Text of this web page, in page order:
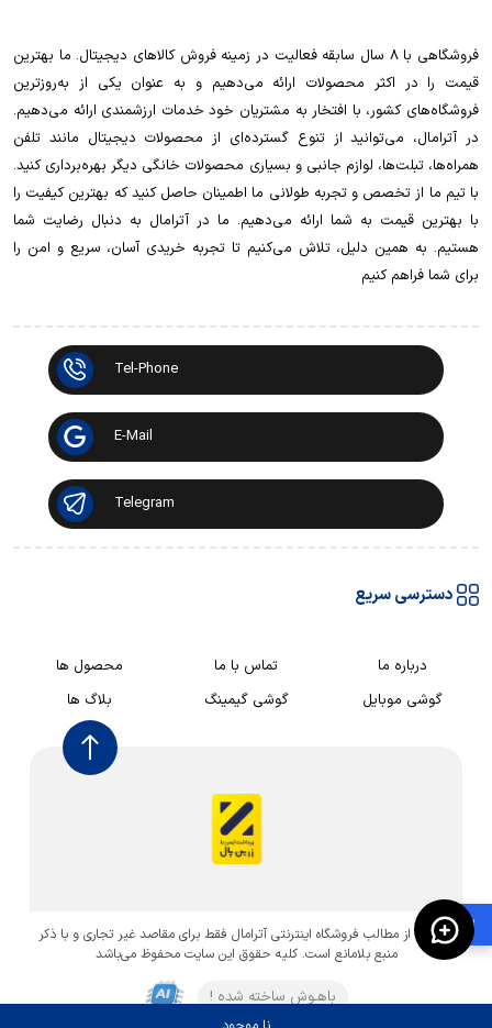
🛍️
فروشگاهی با 8 سال سابقه فعالیت در زمینه فروش کالاهای دیجیتال. ما بهترین
قیمت را در اکثر محصولات ارائه می‌دهیم و به عنوان یکی از به‌روزترین
فروشگاه‌های کشور، با افتخار به مشتریان خود خدمات ارزشمندی ارائه می‌دهیم.
در آترامال، می‌توانید از تنوع گسترده‌ای از محصولات دیجیتال مانند تلفن
همراه‌ها، تبلت‌ها، لوازم جانبی و بسیاری محصولات خانگی دیگر بهره‌برداری کنید.
با تیم ما از تخصص و تجربه طولانی ما اطمینان حاصل کنید که بهترین کیفیت را
با بهترین قیمت به شما ارائه می‌دهیم. ما در آترامال به دنبال رضایت شما
هستیم. به همین دلیل، تلاش می‌کنیم تا تجربه خریدی آسان، سریع و امن را
برای شما فراهم کنیم
Tel-Phone
E-Mail
Telegram
دسترسی سریع
درباره ما تماس با ما
محصول ها
گوشی موبایل
گوشی گیمینگ بلاگ ها
استفاده از مطالب فروشگاه اینترنتی آترامال فقط برای مقاصد غیر تجاری و با ذکر
منبع بلامانع است. کليه حقوق اين سايت محفوظ می‌باشد
باهـوش ساخته شده !